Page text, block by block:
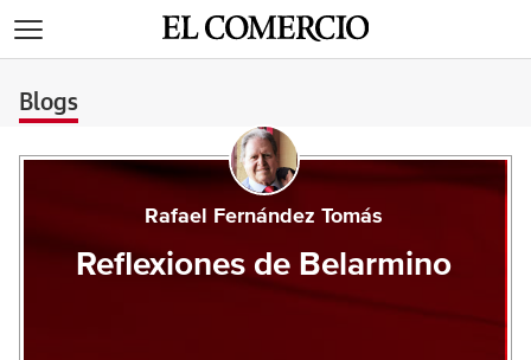
Blogs
Rafael Fernández Tomás
Reflexiones de Belarmino